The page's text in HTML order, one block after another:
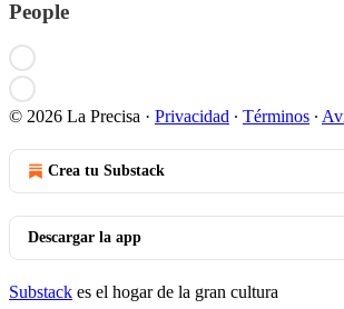
People
© 2026 La Precisa · Privacidad ∙ Términos ∙
Crea tu Substack
Descargar la app
Substack es el hogar de la gran cultura